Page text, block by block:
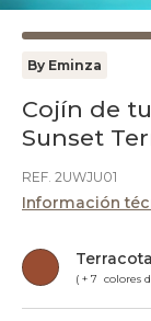
By Eminza
Cojín de
Sunset
REF. 2UWJU01
Información
Terracota